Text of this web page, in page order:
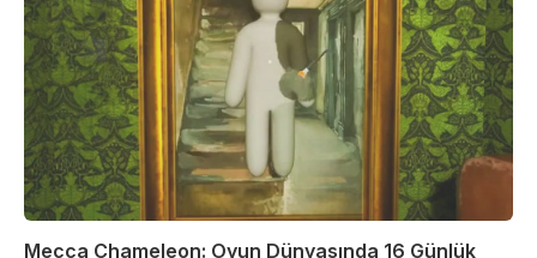
Mecca Chameleon: Oyun Dünyasında 16 Günlük